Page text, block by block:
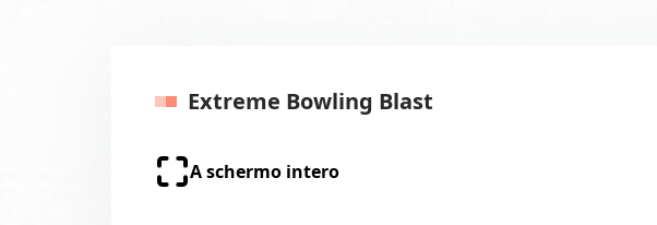
Extreme Bowling Blast
A schermo intero